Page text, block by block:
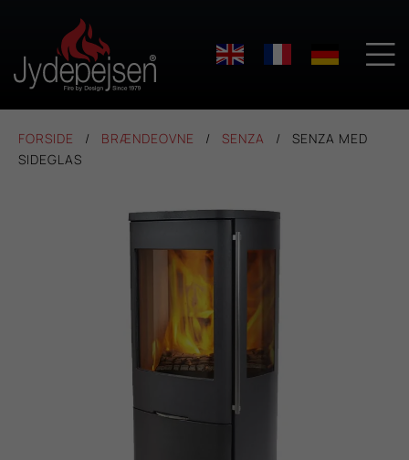

FORSIDE BRÆNDEOVNE SENZA
SENZA MED
SIDEGLAS